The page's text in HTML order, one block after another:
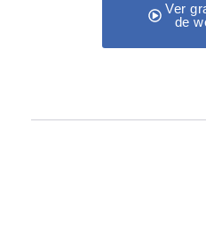
Ver
de